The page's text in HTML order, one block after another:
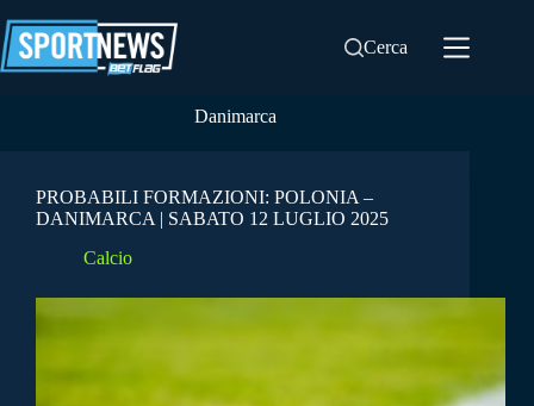
al
contenuto
Cerca
Danimarca
PROBABILI FORMAZIONI: POLONIA –
DANIMARCA | SABATO 12 LUGLIO 2025
Calcio